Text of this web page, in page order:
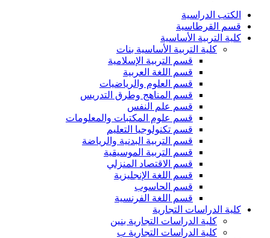
الكتب الدراسية
قسم القرطاسية
كلية التربية الأساسية
كلية التربية الأساسية بنات
قسم التربية الإسلامية
قسم اللغة العربية
قسم العلوم والرياضيات
قسم المناهج وطرق التدريس
قسم علم النفس
قسم علوم المكتبات والمعلومات
قسم تكنولوجيا التعليم
قسم التربية البدنية والرياضة
قسم التربية الموسيقية
قسم الاقتصاد المنزلي
قسم اللغة الإنجليزية
قسم الحاسوب
قسم اللغة الفرنسية
كلية الدراسات التجارية
كلية الدراسات التجارية بنين
كلية الدراسات التجارية ب